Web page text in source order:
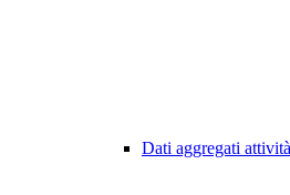
Dati aggregati